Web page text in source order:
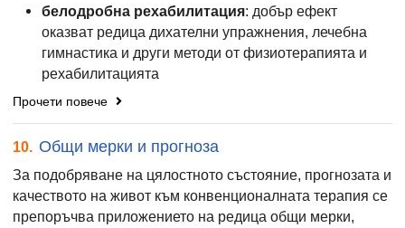
белодробна рехабилитация: добър ефект
оказват редица дихателни упражнения, лечебна
гимнастика и други методи от физиотерапията и
рехабилитацията
Прочети повече
10. Общи мерки и прогноза
За подобряване на цялостното състояние, прогнозата и
качеството на живот към конвенционалната терапия се
препоръчва приложението на редица общи мерки,